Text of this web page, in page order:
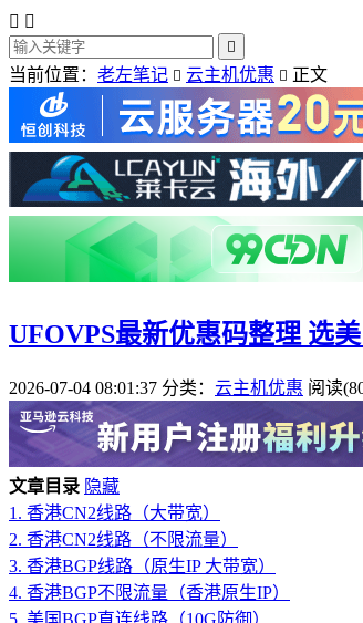
 

当前位置： 老左笔记  云主机优惠  正文
UFOVPS最新优惠码整理 选
2026-07-04 08:01:37 分类： 云主机优惠 阅读
文章目录 隐藏
1. 香港CN2线路（大带宽）
2. 香港CN2线路（不限流量）
3. 香港BGP线路（原生IP 大带宽）
4. 香港BGP不限流量（香港原生IP）
5. 美国BGP直连线路（10G防御）